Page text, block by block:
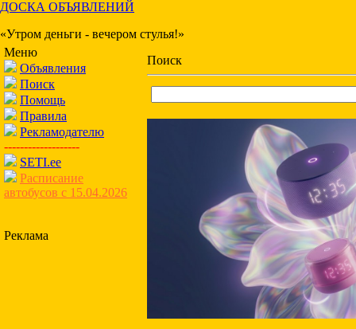
ДОСКА ОБЪЯВЛЕНИЙ
«Утром деньги - вечером стулья!»
Меню
Объявления
Поиск
Помощь
Правила
Рекламодателю
-------------------
SETI.ee
Расписание
автобусов с 15.04.2026
Реклама
Поиск